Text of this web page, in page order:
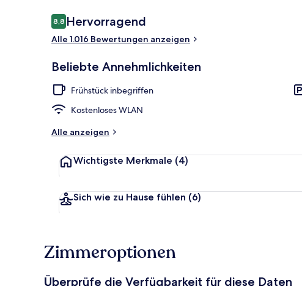
Bewertungen
8,88,8 von 10.
Hervorragend
Alle 1.016 Bewertungen anzeigen
Beliebte Annehmlichkeiten
Frühstück inbegriffen
Kostenloses WLAN
Alle anzeigen
Wichtigste Merkmale (4)
Sich wie zu Hause fühlen (6)
Zimmeroptionen
Überprüfe die Verfügbarkeit für diese Daten